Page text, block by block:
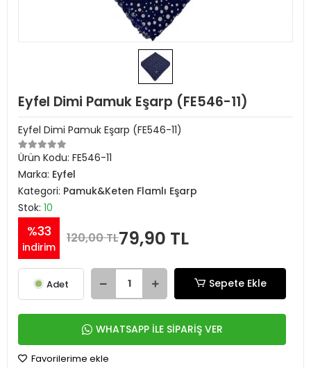
Eyfel Dimi Pamuk Eşarp (FE546-11)
Eyfel Dimi Pamuk Eşarp (FE546-11)
Ürün Kodu: FE546-11
Marka: Eyfel
Kategori: Pamuk&Keten Flamlı Eşarp
Stok: 10
%33
indirim
120,00 TL79,90 TL
Adet Sepete Ekle
WHATSAPP İLE SİPARİŞ VER
Favorilerime ekle